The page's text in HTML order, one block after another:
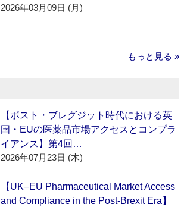
2026年03月09日 (月)
もっと見る »
【ポスト・ブレグジット時代における英
国・EUの医薬品市場アクセスとコンプラ
イアンス】第4回…
2026年07月23日 (木)
【UK–EU Pharmaceutical Market Access
and Compliance in the Post-Brexit Era】